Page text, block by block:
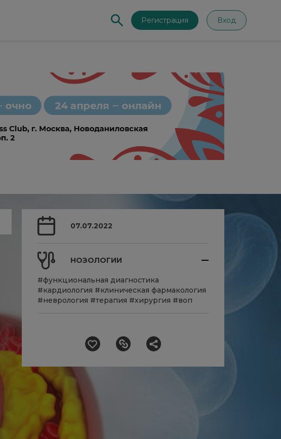
Регистрация Вход
07.07.2022
НОЗОЛОГИИ
#функциональная диагностика
#кардиология #клиническая фармакология
#неврология #терапия #хирургия #воп